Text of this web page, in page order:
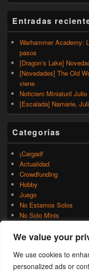
We value your
We use cookies to
personalized ads or
Entradas
Warhammer Academy:
pasos
[Dragon’s Lake]
[Novedades] The Old
viene
Noticiero Miniaturil Julio
[Escalada] Namarie,
Categorías
¡Cargad!
Actualidad
Crowdfunding
Hobby
Juego
No Estamos Solos
No Solo Minis
Rumores
Uncategorized